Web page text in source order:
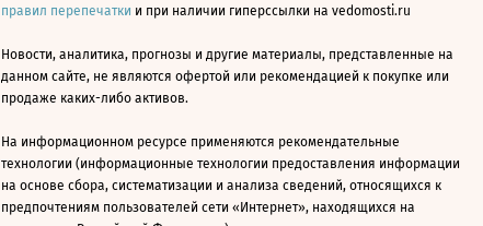
правил перепечатки и при наличии гиперссылки на vedomosti.ru
Новости, аналитика, прогнозы и другие материалы, представленные на
данном сайте, не являются офертой или рекомендацией к покупке или
продаже каких-либо активов.
На информационном ресурсе применяются рекомендательные
технологии (информационные технологии предоставления информации
на основе сбора, систематизации и анализа сведений, относящихся к
предпочтениям пользователей сети «Интернет», находящихся на